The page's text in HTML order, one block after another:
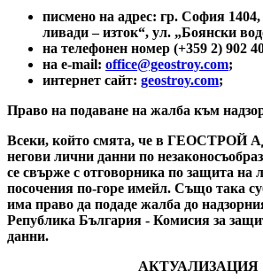
писмено на адрес: гр. София
ливади – изток“, ул. „Боянски
на телефонен номер (+359 2) 902
на е-mail: office@geostroy.com;
интернет сайт: geostroy.com;
Право на подаване на жалба към
Всеки, който смята, че в ГЕОСТРОЙ
негови лични данни по
се свърже с отговорника по защита на
посочения по-горе имейл. Също така
има право да подаде жалба до
Република България - Комисия за
данни.
АКТУАЛИЗАЦИЯ